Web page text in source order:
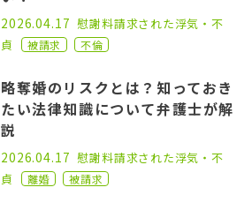
2023.02.15
2026.04.17 慰謝料請求された浮気・不
貞
被請求 不倫
略奪婚のリスクとは？知っておき
たい法律知識について弁護士が解
説
2021.01.25
2026.04.17 慰謝料請求された浮気・不
貞
離婚 被請求